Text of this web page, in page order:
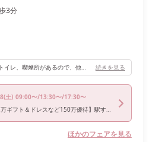
3分
披露宴会場専用のガーデン、トイレ、喫煙所があるので、他の会場のゲストと会うことがないところがオススメです。 ナチュラルで落ち着いた雰囲気の会場で、どのようなテーマにも合わせやすいです。 また、女優ライトがあるので写真写りが良いです。 高砂が段になっているため、親族など遠くのゲストにも見えやすく、 階段があり、そこから入場することもできます。 高砂の後ろがガラスになっていて、開放感があります。 続きを見る
(土) 09:00〜/13:30〜/17:30〜
残2*夏SP【来館2万ギフト＆ドレスなど150万優待】駅すぐ*ガーデン邸宅＆贅沢フレンチ試食
ほかのフェアを見る